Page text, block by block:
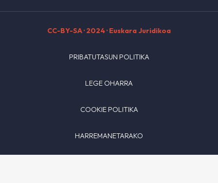
CC-BY-SA· 2024 · Euskara Juridikoa
PRIBATUTASUN POLITIKA
LEGE OHARRA
COOKIE POLITIKA
HARREMANETARAKO